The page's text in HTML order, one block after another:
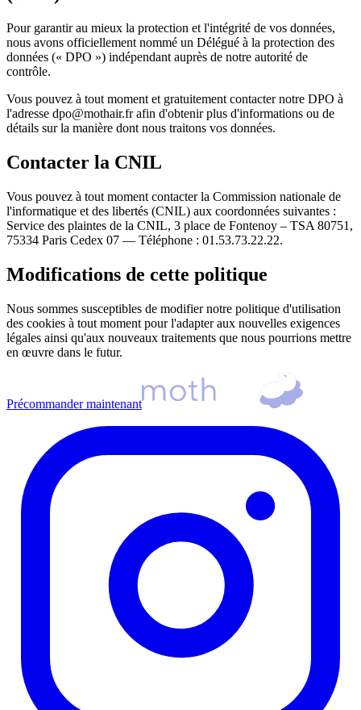
Pour garantir au mieux la protection et l'intégrité de vos données,
nous avons officiellement nommé un Délégué à la protection des
données (« DPO ») indépendant auprès de notre autorité de
contrôle.
Vous pouvez à tout moment et gratuitement contacter notre DPO à
l'adresse dpo@mothair.fr afin d'obtenir plus d'informations ou de
détails sur la manière dont nous traitons vos données.
Contacter la CNIL
Vous pouvez à tout moment contacter la Commission nationale de
l'informatique et des libertés (CNIL) aux coordonnées suivantes :
Service des plaintes de la CNIL, 3 place de Fontenoy – TSA 80751,
75334 Paris Cedex 07 — Téléphone : 01.53.73.22.22.
Modifications de cette politique
Nous sommes susceptibles de modifier notre politique d'utilisation
des cookies à tout moment pour l'adapter aux nouvelles exigences
légales ainsi qu'aux nouveaux traitements que nous pourrions mettre
en œuvre dans le futur.
Précommander maintenant